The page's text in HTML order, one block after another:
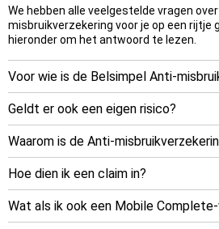
We hebben alle veelgestelde vragen
misbruikverzekering voor je op een rijtje
hieronder om het antwoord te lezen.
Voor wie is de Belsimpel Anti-
Geldt er ook een eigen risico?
Waarom is de Anti-
Hoe dien ik een claim in?
Wat als ik ook een Mobile